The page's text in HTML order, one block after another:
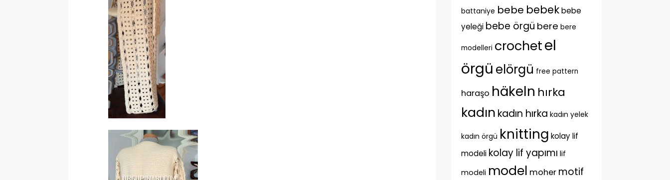
battaniye bebe bebek bebe
yeleği bebe örgü bere bere
modelleri crochetel
örgü elörgü free pattern
haraşo häkeln hırka
kadın kadın hırka kadın yelek
kadın örgü knitting kolay lif
modeli kolay lif yapımı lif
modeli model moher motif